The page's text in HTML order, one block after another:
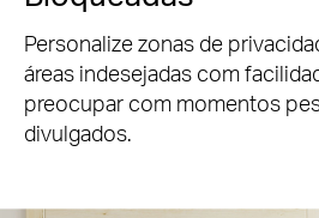
Personalize zonas de
áreas indesejadas com
preocupar com momentos
divulgados.